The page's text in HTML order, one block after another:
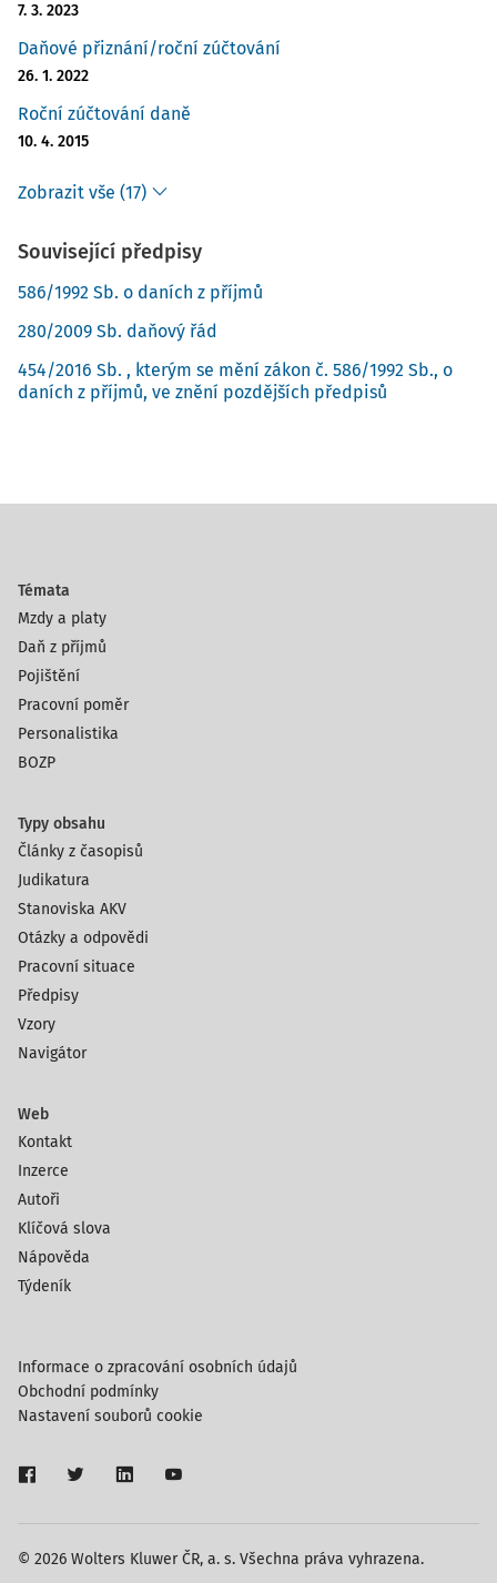
7. 3. 2023
Daňové přiznání/roční zúčtování
26. 1. 2022
Roční zúčtování daně
10. 4. 2015
Zobrazit vše (17)
Související předpisy
586/1992 Sb. o daních z příjmů
280/2009 Sb. daňový řád
454/2016 Sb. , kterým se mění zákon č. 586/1992 Sb., o
daních z příjmů, ve znění pozdějších předpisů
Témata
Mzdy a platy
Daň z příjmů
Pojištění
Pracovní poměr
Personalistika
BOZP
Typy obsahu
Články z časopisů
Judikatura
Stanoviska AKV
Otázky a odpovědi
Pracovní situace
Předpisy
Vzory
Navigátor
Web
Kontakt
Inzerce
Autoři
Klíčová slova
Nápověda
Týdeník
© 2026 Wolters Kluwer ČR, a. s. Všechna práva vyhrazena.
Informace o zpracování osobních údajů
Obchodní podmínky
Nastavení souborů cookie